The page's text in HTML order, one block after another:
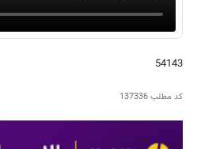
54143
کد مطلب137336